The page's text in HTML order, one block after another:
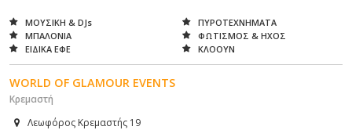
ΜΟΥΣΙΚΗ & DJs
ΠΥΡΟΤΕΧΝΗΜΑΤΑ
ΜΠΑΛΟΝΙΑ
ΦΩΤΙΣΜΟΣ & ΗΧΟΣ
ΕΙΔΙΚΑ ΕΦΕ
ΚΛΟΟΥΝ
WORLD OF GLAMOUR EVENTS
Κρεμαστή
Λεωφόρος Κρεμαστής 19